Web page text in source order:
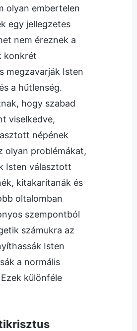
olyan embertelen
egy jellegzetes
nem éreznek a
konkrét
megzavarják Isten
a hűtlenség.
hogy szabad
viselkedve,
népének
olyan problémákat,
Isten választott
kitakarítanák és
oltalomban
szempontból
számukra az
Isten
a normális
különféle